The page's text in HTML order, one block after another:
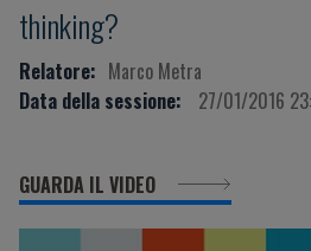
thinking?
Relatore: Marco Metra
Data della sessione:
27/01/2016
GUARDA IL VIDEO